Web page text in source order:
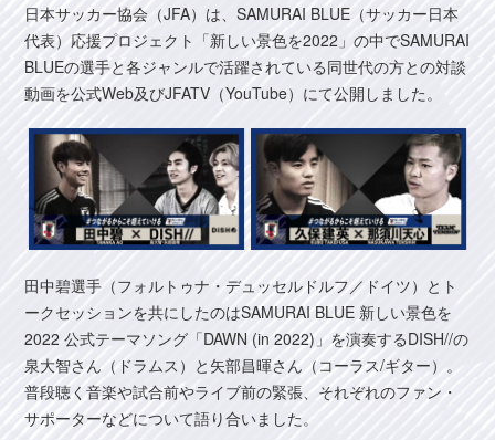
日本サッカー協会（JFA）は、SAMURAI BLUE（サッカー日本
代表）応援プロジェクト「新しい景色を2022」の中でSAMURAI
BLUEの選手と各ジャンルで活躍されている同世代の方との対談
動画を公式Web及びJFATV（YouTube）にて公開しました。
田中碧選手（フォルトゥナ・デュッセルドルフ／ドイツ）とト
ークセッションを共にしたのはSAMURAI BLUE 新しい景色を
2022 公式テーマソング「DAWN (in 2022)」を演奏するDISH//の
泉大智さん（ドラムス）と矢部昌暉さん（コーラス/ギター）。
普段聴く音楽や試合前やライブ前の緊張、それぞれのファン・
サポーターなどについて語り合いました。